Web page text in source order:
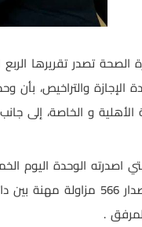
تصدر تقريرها الربع
والتراخيص، بأن
و الخاصة، إلى
اصدرته الوحدة اليوم
.